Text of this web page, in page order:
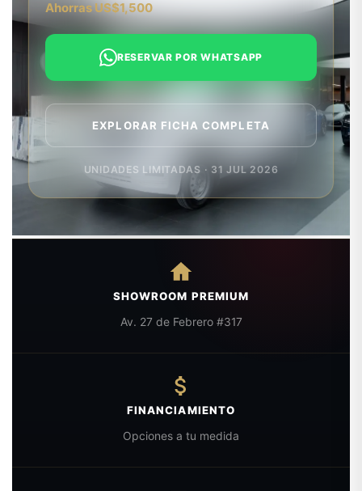
Ahorras US$1,500
RESERVAR POR WHATSAPP
EXPLORAR FICHA COMPLETA
UNIDADES LIMITADAS · 31 JUL 2026
SHOWROOM PREMIUM
Av. 27 de Febrero #317
FINANCIAMIENTO
Opciones a tu medida